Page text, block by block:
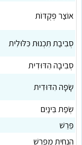
אוֹצַר פְּקֻדּוֹת
סְבִיבַת תִּכְנוּת כִּלּוּלִית
סְבִיבָה הִדּוּדִית
שָׂפָה הִדּוּדִית
שְׂפַת בֵּינַיִם
פֵּרֵשׁ
הַנְחָיַת מְפָרֵשׁ